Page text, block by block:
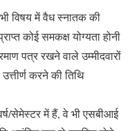
भी विषय में वैध स्नातक की
कोई समकक्ष योग्यता होनी
पत्र रखने वाले उम्मीदवारों
करने की तिथि
सेमेस्टर में हैं, वे भी एसबीआई